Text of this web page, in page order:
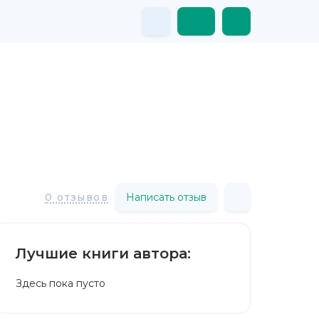
0 отзывов Написать отзыв
Лучшие книги автора:
Здесь пока пусто